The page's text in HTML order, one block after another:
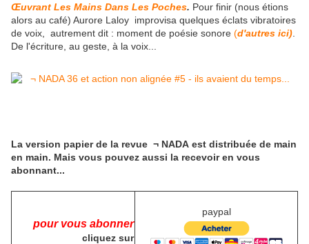
Œuvrant Les Mains Dans Les Poches. Pour finir (nous étions
alors au café) Aurore Laloy improvisa quelques éclats vibratoires
de voix, autrement dit : moment de poésie sonore (d'autres ici)
De l'écriture, au geste, à la voix...
La version papier de la revue ¬ NADA est distribuée de main
en main. Mais vous pouvez aussi la recevoir en vous
abonnant...
pour vous abonner
cliquez sur
paypal